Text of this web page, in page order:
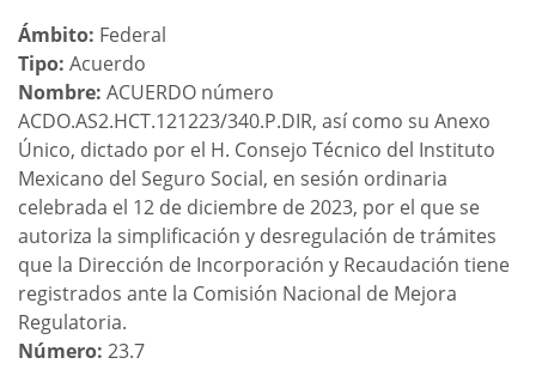
Ámbito: Federal
Tipo: Acuerdo
Nombre: ACUERDO número
ACDO.AS2.HCT.121223/340.P.DIR, así como su Anexo
Único, dictado por el H. Consejo Técnico del Instituto
Mexicano del Seguro Social, en sesión ordinaria
celebrada el 12 de diciembre de 2023, por el que se
autoriza la simplificación y desregulación de trámites
que la Dirección de Incorporación y Recaudación tiene
registrados ante la Comisión Nacional de Mejora
Regulatoria.
Número: 23.7